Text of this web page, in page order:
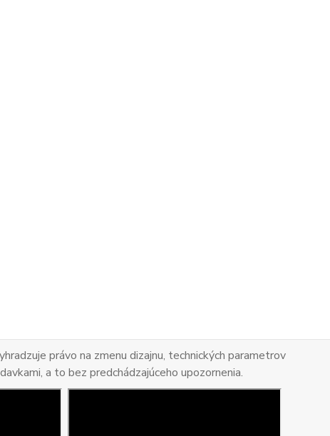
právo na zmenu dizajnu, technických parametrov
a to bez predchádzajúceho upozornenia.